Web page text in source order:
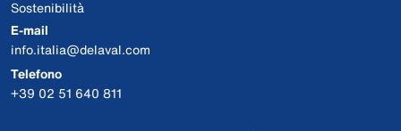
Sostenibilità
E-mail
info.italia@delaval.com
Telefono
+39 02 51 640 811